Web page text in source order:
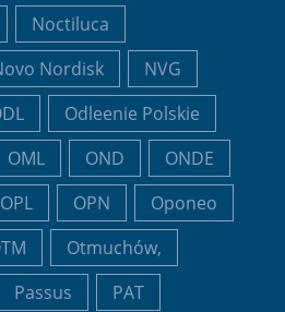
Noctiluca
Nordisk
NVG
Odleenie Polskie
OML OND
ONDE
OPL OPN
Oponeo
Otmuchów,
Passus
PAT